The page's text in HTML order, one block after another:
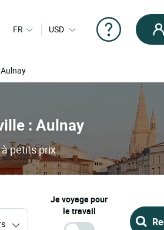
FR USD
: Aulnay
petits prix
Je voyage pour
le travail